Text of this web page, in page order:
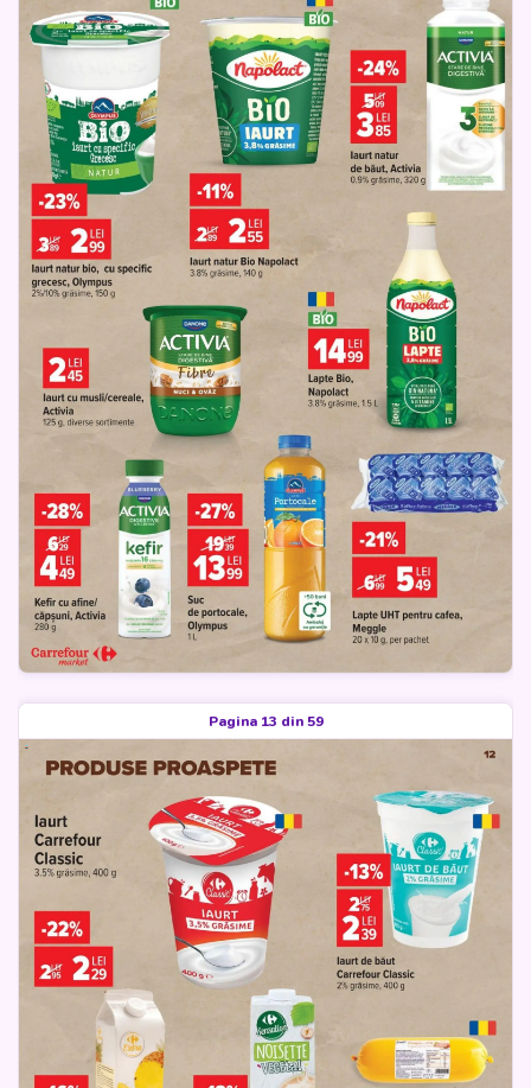
Pagina 13 din 59